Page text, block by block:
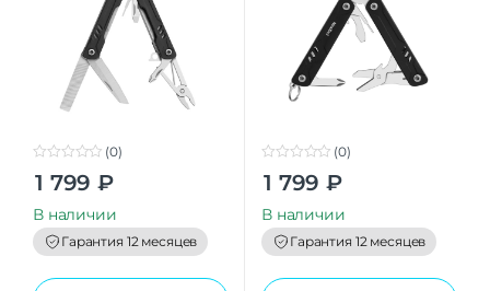
t
o
f
5
(0)
1 799 ₽
В наличии
Гарантия 12 месяцев
t
o
f
5
(0)
1 799 ₽
В наличии
Гарантия 12 месяцев